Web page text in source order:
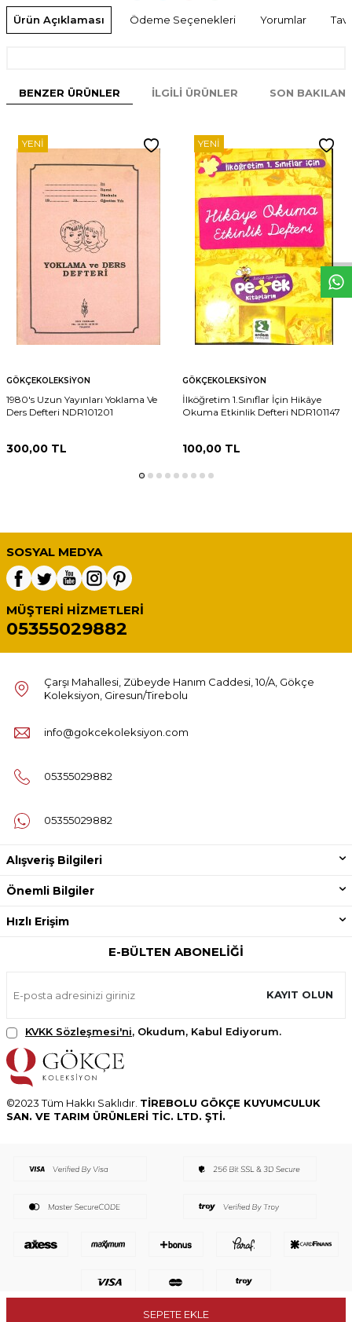
WhtsppDeseHatt
SEPETE EKLE
Ürün Açıklaması Ödeme Seçenekleri Yorumlar
BENZER ÜRÜNLER İLGILI ÜRÜNLER SON
YENI
GÖKÇEKOLEKSIYON
1980's Uzun Yayınları Yoklama Ve
Ders Defteri NDR101201
300,00 TL
YENI
GÖKÇEKOLEKSIYON
İlköğretim 1.Sınıflar İçin Hikâye
Okuma Etkinlik Defteri NDR101147
100,00TL
SOSYAL MEDYA
MÜŞTERI HIZMETLERI
05355029882
Çarşı Mahallesi, Zübeyde Hanım Caddesi, 10/A, Gökçe
Koleksiyon, Giresun/Tirebolu
info@gokcekoleksiyon.com
05355029882
05355029882
Alışveriş Bilgileri
Önemli Bilgiler
Hızlı Erişim
E-BÜLTEN ABONELIĞI
KAYIT OLUN
KVKK Sözleşmesi'ni, Okudum, Kabul Ediyorum.
©2023 Tüm Hakkı Saklıdır. TİREBOLU GÖKÇE KUYUMCULUK
SAN. VE TARIM ÜRÜNLERİ TİC. LTD. ŞTİ.